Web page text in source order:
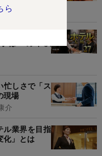
ら
ホテル業界
は「カネ以
忙しさで「ス
現場
介
ル業界を目指
化」とは